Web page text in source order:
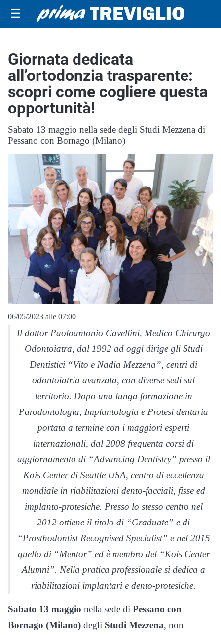
☰
Giornata dedicata
all’ortodonzia trasparente:
scopri come cogliere questa
opportunità!
Sabato 13 maggio nella sede degli Studi Mezzena di
Pessano con Bornago (Milano)
06/05/2023 alle 07:00
Il dottor Paoloantonio Cavellini, Medico Chirurgo
Odontoiatra, dal 1992 ad oggi dirige gli Studi
Dentistici “Vito e Nadia Mezzena”, centri di
odontoiatria avanzata, con diverse sedi sul
territorio. Dopo una lunga formazione in
Parodontologia, Implantologia e Protesi dentaria
portata a termine con i maggiori esperti
internazionali, dal 2008 frequenta corsi di
aggiornamento di “Advancing Dentistry” presso il
Kois Center di Seattle USA, centro di eccellenza
mondiale in riabilitazioni dento-facciali, fisse ed
implanto-protesiche. Presso lo stesso centro nel
2012 ottiene il titolo di “Graduate” e di
“Prosthodontist Recognised Specialist” e nel 2015
quello di “Mentor” ed è membro del “Kois Center
Alumni”. Nella pratica professionale si dedica a
riabilitazioni implantari e dento-protesiche.
Sabato 13 maggio nella sede di Pessano con
Bornago (Milano) degli Studi Mezzena, non